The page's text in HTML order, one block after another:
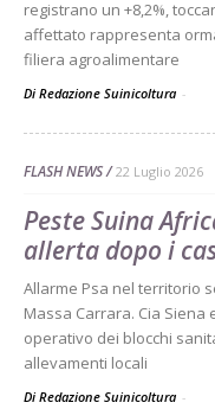
registrano un +8,2%,
affettato rappresenta
filiera agroalimentare
Di Redazione Suinicoltura -
FLASH NEWS 22 Luglio 2026
Peste Suina
allerta dopo i
Allarme Psa nel territorio
Massa Carrara. Cia Siena
operativo dei blocchi
allevamenti locali
Di Redazione Suinicoltura -